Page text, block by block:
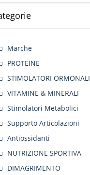
Marche
PROTEINE
STIMOLATORI ORMONALI
VITAMINE & MINERALI
Stimolatori Metabolici
Supporto Articolazioni
Antiossidanti
NUTRIZIONE SPORTIVA
DIMAGRIMENTO